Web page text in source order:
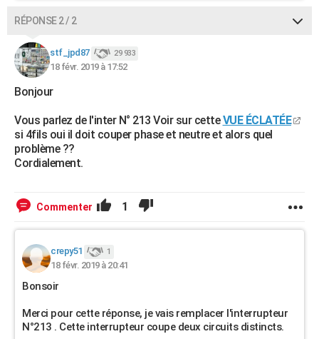
RÉPONSE 2 / 2
stf_jpd87 29 933
18 févr. 2019 à 17:52
Bonjour
Vous parlez de l'inter N° 213 Voir sur cetteVUE ÉCLATÉE
si 4fils oui il doit couper phase et neutre et alors quel
problème ??
Cordialement.
Commenter 1
crepy51 1
18 févr. 2019 à 20:41
Bonsoir
Merci pour cette réponse, je vais remplacer l'interrupteur
N°213 . Cette interrupteur coupe deux circuits distincts.